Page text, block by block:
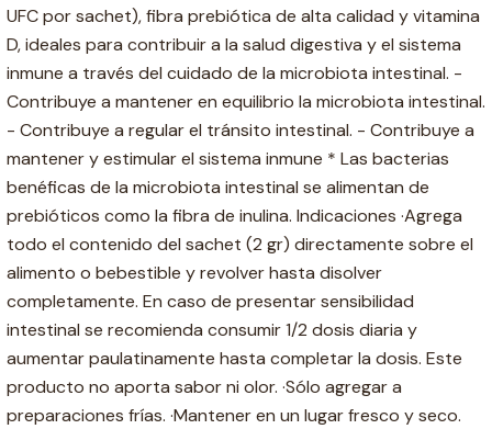
UFC por sachet), fibra prebiótica de alta calidad y vitamina
D, ideales para contribuir a la salud digestiva y el sistema
inmune a través del cuidado de la microbiota intestinal. -
Contribuye a mantener en equilibrio la microbiota intestinal.
- Contribuye a regular el tránsito intestinal. - Contribuye a
mantener y estimular el sistema inmune * Las bacterias
benéficas de la microbiota intestinal se alimentan de
prebióticos como la fibra de inulina. Indicaciones ·Agrega
todo el contenido del sachet (2 gr) directamente sobre el
alimento o bebestible y revolver hasta disolver
completamente. En caso de presentar sensibilidad
intestinal se recomienda consumir 1/2 dosis diaria y
aumentar paulatinamente hasta completar la dosis. Este
producto no aporta sabor ni olor. ·Sólo agregar a
preparaciones frías. ·Mantener en un lugar fresco y seco.